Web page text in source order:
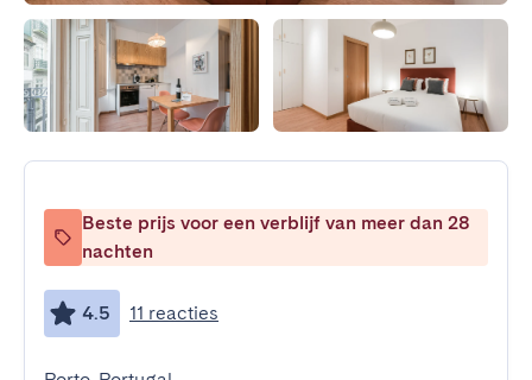
Beste prijs voor een verblijf van meer dan 28
nachten
4.5 11 reacties